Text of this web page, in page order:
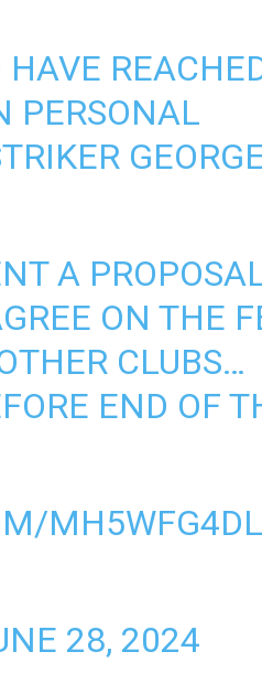
PERSONAL
A
ON THE
CLUBS…
END OF
28, 2024